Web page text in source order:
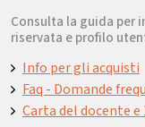
Consulta la guida per
riservata e profilo
Info per gli acquisti
Faq - Domande
Carta del docente e